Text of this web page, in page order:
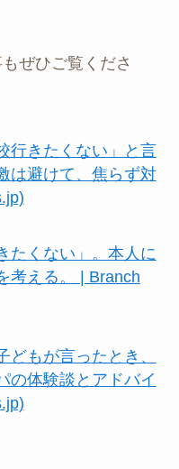
ぜひご覧くださ
行きたくない」と言
は避けて、焦らず対
たくない」。本人に
考える。 | Branch
どもが言ったとき、
の体験談とアドバイ